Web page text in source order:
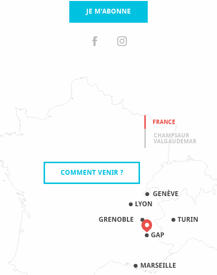
JE M'ABONNE
FRANCE
CHAMPSAUR
VALGAUDEMAR
COMMENT VENIR ?